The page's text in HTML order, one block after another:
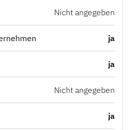
Nicht angegeben
ja
ja
Nicht angegeben
ja